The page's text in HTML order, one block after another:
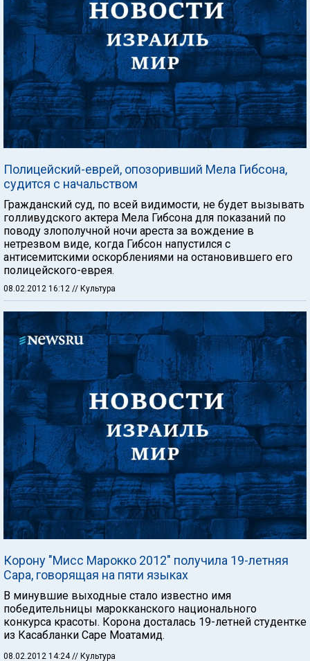
Полицейский-еврей, опозоривший Мела Гибсона,
судится с начальством
Гражданский суд, по всей видимости, не будет вызывать
голливудского актера Мела Гибсона для показаний по
поводу злополучной ночи ареста за вождение в
нетрезвом виде, когда Гибсон напустился с
антисемитскими оскорблениями на остановившего его
полицейского-еврея.
08.02.2012 16:12 // Культура
Корону "Мисс Марокко 2012" получила 19-летняя
Сара, говорящая на пяти языках
В минувшие выходные стало известно имя
победительницы марокканского национального
конкурса красоты. Корона досталась 19-летней студентке
из Касабланки Саре Моатамид.
08.02.2012 14:24 // Культура